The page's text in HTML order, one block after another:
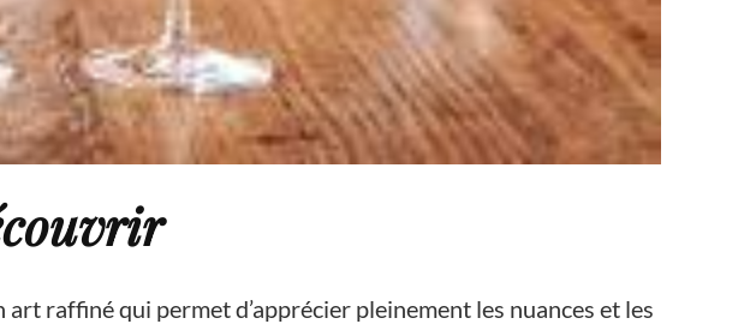
raffiné qui permet d’apprécier pleinement les nuances et les